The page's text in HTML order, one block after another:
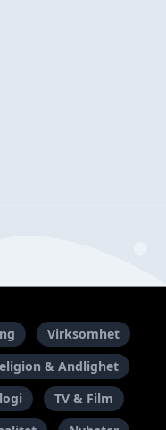
Virksomhet
& Andlighet
TV & Film